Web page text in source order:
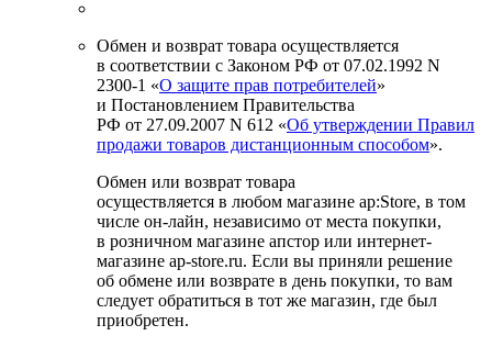
Обмен и возврат товара осуществляется
в соответствии с Законом РФ от 07.02.1992 N
2300-1 «О защите прав потребителей»
и Постановлением Правительства
РФ от 27.09.2007 N 612 «Об утверждении Правил
продажи товаров дистанционным способом».
Обмен или возврат товара
осуществляется в любом магазине ap:Store, в том
числе он-лайн, независимо от места покупки,
в розничном магазине апстор или интернет-
магазине ap-store.ru. Если вы приняли решение
об обмене или возврате в день покупки, то вам
следует обратиться в тот же магазин, где был
приобретен.